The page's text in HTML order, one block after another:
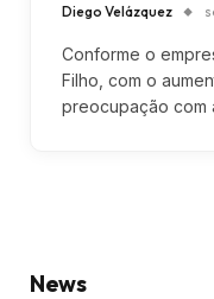
Diego Velázquez
Conforme o
Filho, com o
preocupação com
News